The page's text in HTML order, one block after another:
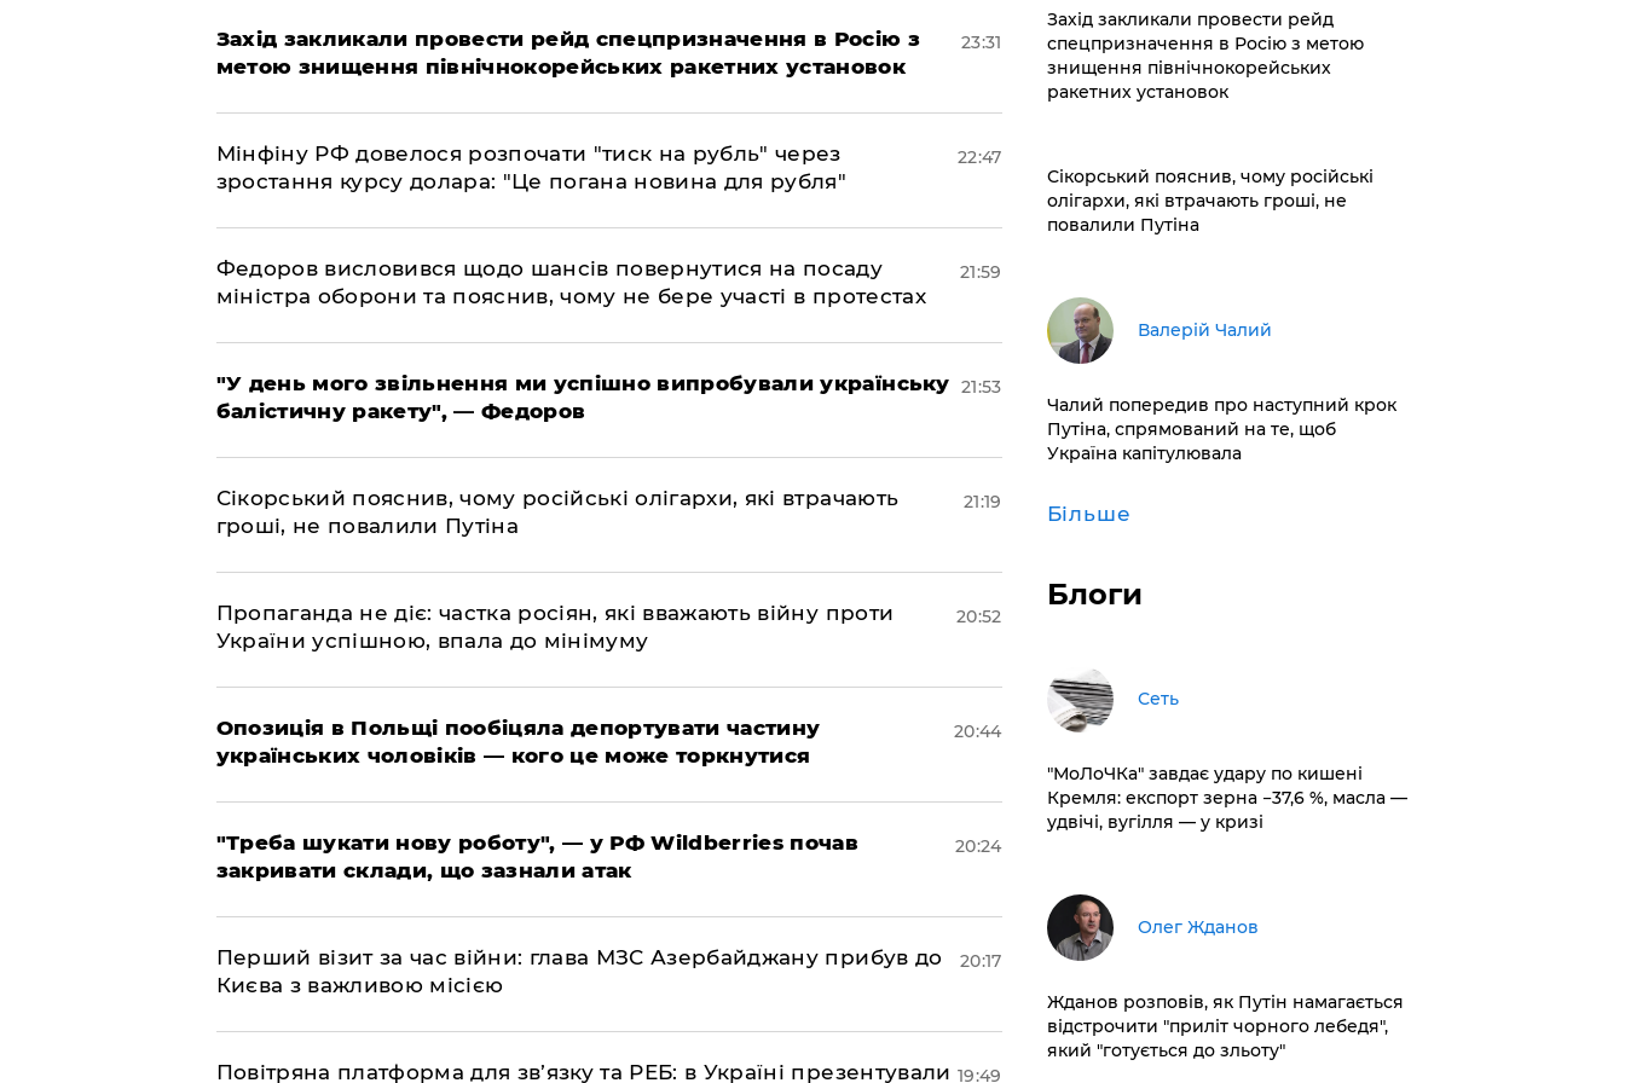
​Захід закликали провести рейд спецпризначення в Росію з
метою знищення північнокорейських ракетних установок
23:31
​Мінфіну РФ довелося розпочати "тиск на рубль" через
зростання курсу долара: "Це погана новина для рубля"
22:47
​Федоров висловився щодо шансів повернутися на посаду
міністра оборони та пояснив, чому не бере участі в протестах
21:59
​"У день мого звільнення ми успішно випробували українську
балістичну ракету", — Федоров
21:53
​Сікорський пояснив, чому російські олігархи, які втрачають
гроші, не повалили Путіна
21:19
​Пропаганда не діє: частка росіян, які вважають війну проти
України успішною, впала до мінімуму
20:52
​Опозиція в Польщі пообіцяла депортувати частину
українських чоловіків — кого це може торкнутися
20:44
​"Треба шукати нову роботу", — у РФ Wildberries почав
закривати склади, що зазнали атак
20:24
​Перший візит за час війни: глава МЗС Азербайджану прибув до
Києва з важливою місією
20:17
​Повітряна платформа для зв’язку та РЕБ: в Україні презентували 19:49
​Захід закликали провести рейд
спецпризначення в Росію з метою
знищення північнокорейських
ракетних установок
​Сікорський пояснив, чому російські
олігархи, які втрачають гроші, не
повалили Путіна
Валерій Чалий
​Чалий попередив про наступний крок
Путіна, спрямований на те, щоб
Україна капітулювала
Більше
Блоги
Сеть
​"МоЛоЧКа" завдає удару по кишені
Кремля: експорт зерна −37,6 %, масла —
удвічі, вугілля — у кризі
Олег Жданов
Жданов розповів, як Путін намагається
відстрочити "приліт чорного лебедя",
який "готується до зльоту"